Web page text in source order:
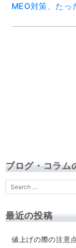
MEO対策、たっ
ブログ・コラム
最近の投稿
値上げの際の注意